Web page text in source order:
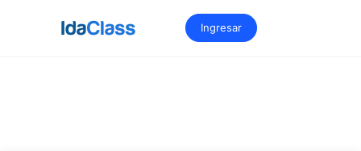
Ingresar